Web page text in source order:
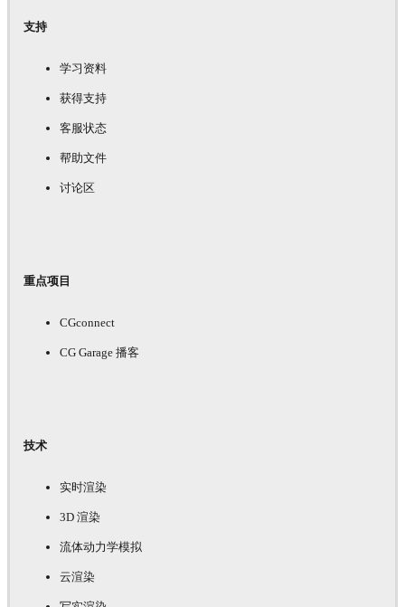
支持
学习资料
获得支持
客服状态
帮助文件
讨论区
重点项目
CGconnect
CG Garage 播客
技术
实时渲染
3D 渲染
流体动力学模拟
云渲染